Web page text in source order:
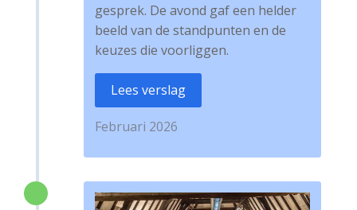
gesprek. De avond gaf een helder
beeld van de standpunten en de
keuzes die voorliggen.
Lees verslag
Februari 2026